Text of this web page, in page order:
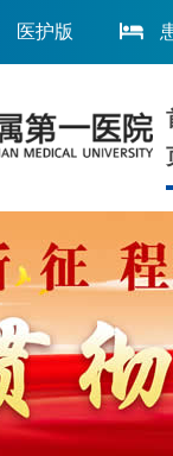
医护版